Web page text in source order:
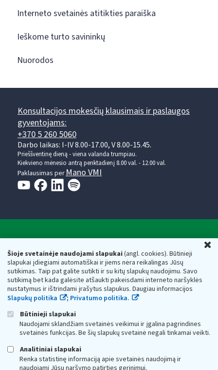
Šioje svetainėje naudojami slapukai(angl. cookies). Būtinieji
slapukai įdiegiami automatiškai ir jiems nėra reikalingas Jūsų
sutikimas. Taip pat galite sutikti ir su kitų slapukų naudojimu. Savo
sutikimą bet kada galėsite atšaukti pakeisdami interneto naršyklės
nustatymus ir ištrindami įrašytus slapukus. Daugiau informacijos
Slapukų politika
; Privatumo politika.
Būtinieji slapukai
Naudojami sklandžiam svetainės veikimui ir įgalina pagrindines
svetainės funkcijas. Be šių slapukų svetainė negali tinkamai veikti.
Analitiniai slapukai
Renka statistinę informaciją apie svetainės naudojimą ir
naudojami Jūsų naršymo patirties gerinimui.
Interneto svetainės atitikties paraiška
Ieškome turto savininkų
Nuorodos
Konsultacijos mokesčių klausimais ir paslaugos
gyventojams:
+370 5 260 5060
Darbo laikas: I-IV 8.00-17.00, V 8.00-15.45.
Prieššventinę dieną - viena valanda trumpiau.
Kiekvieno mėnesio antrą penktadienį 8.00 val. - 12.00 val.
Paklausimas per Mano VMI
Respublikos finansų ministerijos
Biudžetinė įstaiga. Juridinio asmens kodas — 188659752,
adresas: Vasario 16-osios g. 14, 01107 Vilnius, Lietuva, el.paštas:
vmi@vmi.lt, E. pristatymo dėžutės adresas 188659752
Duomenys apie Valstybinę mokesčių inspekciją prie Lietuvos
Respublikos finansų ministerijos kaupiami ir saugomi Juridinių